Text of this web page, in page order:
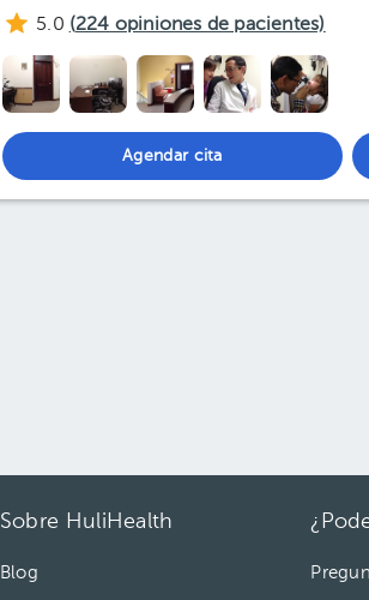
5.0 (224 opiniones de pacientes)
Agendar cita
Sobre HuliHealth
Blog